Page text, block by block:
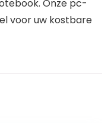
Onze pc-
voor uw kostbare